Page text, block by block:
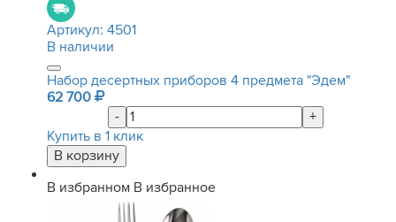
Артикул: 4501
В наличии
Набор десертных приборов 4 предмета "Эдем"
62 700
-
+
Купить в 1 клик
В избранном В избранное